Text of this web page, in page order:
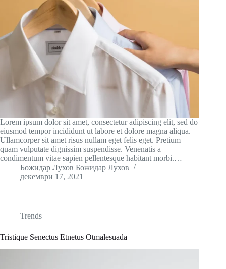
Lorem ipsum dolor sit amet, consectetur adipiscing elit, sed do
eiusmod tempor incididunt ut labore et dolore magna aliqua.
Ullamcorper sit amet risus nullam eget felis eget. Pretium
quam vulputate dignissim suspendisse. Venenatis a
condimentum vitae sapien pellentesque habitant morbi.…
Божидар Лухов Божидар Лухов
декември 17, 2021
Trends
Tristique Senectus Etnetus Otmalesuada